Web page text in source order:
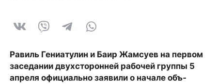
Равиль Гениатулин и Баир Жамсуев на первом
заседании двухсторонней рабочей группы 5
апреля официально заявили о начале объ­